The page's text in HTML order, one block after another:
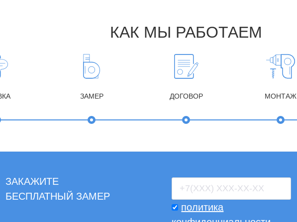
КАК МЫ РАБОТАЕМ
ЗАМЕР ДОГОВОР МОНТАЖ
ЗАКАЖИТЕ
БЕСПЛАТНЫЙ ЗАМЕР
политика